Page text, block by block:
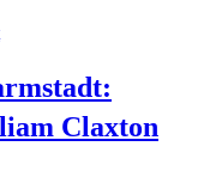
Claxton